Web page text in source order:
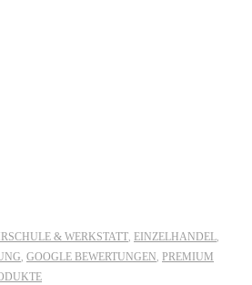
& WERKSTATT, EINZELHANDEL,
, GOOGLE BEWERTUNGEN, PREMIUM